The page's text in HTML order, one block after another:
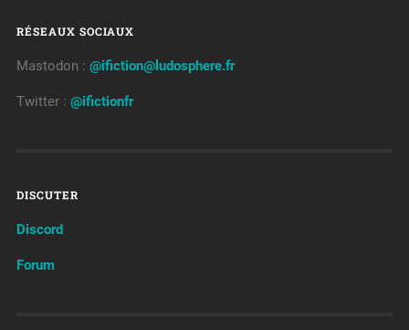
RÉSEAUX SOCIAUX
Mastodon : @ifiction@ludosphere.fr
Twitter : @ifictionfr
DISCUTER
Discord
Forum